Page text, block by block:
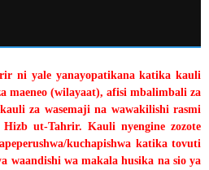
ni yale yanayopatikana katika kauli
maeneo (wilayaat), afisi mbalimbali za
za wasemaji na wawakilishi rasmi
ut-Tahrir. Kauli nyengine zozote
kuchapishwa katika tovuti
waandishi wa makala husika na sio ya